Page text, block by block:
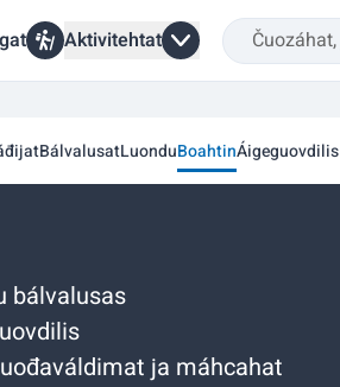
Aktivitehtat
BálvalusatLuonduBoahtinÁigeguovdilis
bálvalusas
ja máhcahat